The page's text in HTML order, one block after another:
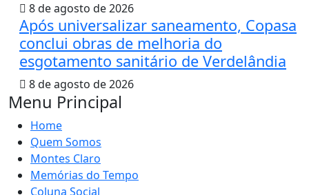
8 de agosto de 2026
Após universalizar saneamento, Copasa
conclui obras de melhoria do
esgotamento sanitário de Verdelândia
8 de agosto de 2026
Menu Principal
Home
Quem Somos
Montes Claro
Memórias do Tempo
Coluna Social